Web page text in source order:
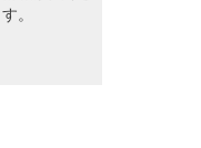
す。